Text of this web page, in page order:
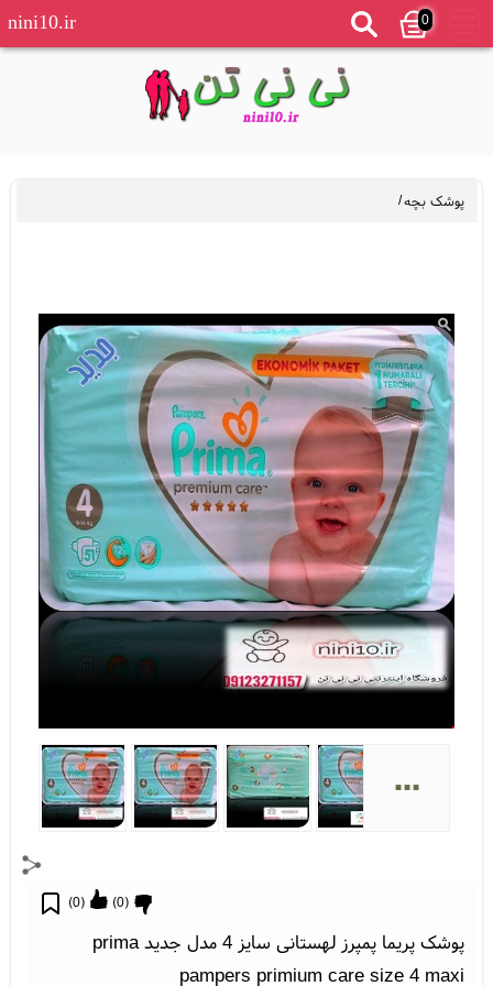
0
nini10.ir
پوشک بچه/
...
پوشک پریما پمپرز لهستانی سایز 4 مدل جدید prima
pampers primium care size 4 maxi
(
0
) (
0
)